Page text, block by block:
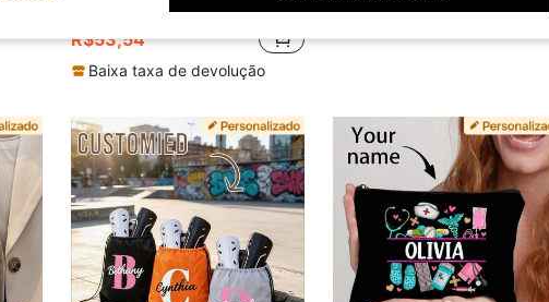
#1 Mais Vendido em Bolsa de armazenamento personalizada
R$53,54
Baixa taxa de devolução
R$12,53